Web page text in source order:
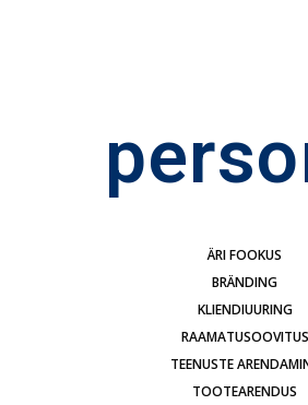
ÄRI FOOKUS
BRÄNDING
KLIENDIUURING
RAAMATUSOOVITUS
TEENUSTE
TOOTEARENDUS